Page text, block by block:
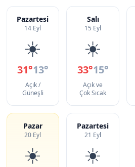
Pazartesi
14 Eyl
☀️
31°13°
Açık /
Güneşli
Salı
15 Eyl
☀️
33°15°
Açık ve
Çok Sıcak
Pazar
20 Eyl
☀️
Pazartesi
21 Eyl
☀️